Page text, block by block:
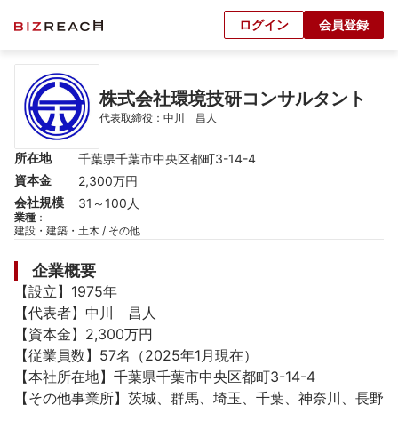
ログイン 会員登録
株式会社環境技研コンサルタント
代表取締役：中川　昌人
所在地
千葉県千葉市中央区都町3-14-4
資本金
2,300万円
会社規模
31～100人
業種 ：
建設・建築・土木 / その他
企業概要
【設立】1975年
【代表者】中川　昌人
【資本金】2,300万円
【従業員数】57名（2025年1月現在）
【本社所在地】千葉県千葉市中央区都町3-14-4
【その他事業所】茨城、群馬、埼玉、千葉、神奈川、長野